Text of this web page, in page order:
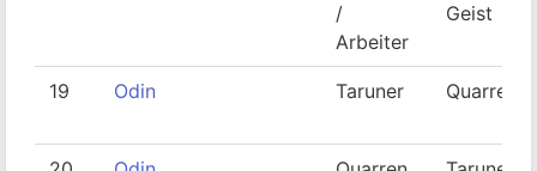
/
Arbeiter
Geist
19 Odin Taruner Quarren